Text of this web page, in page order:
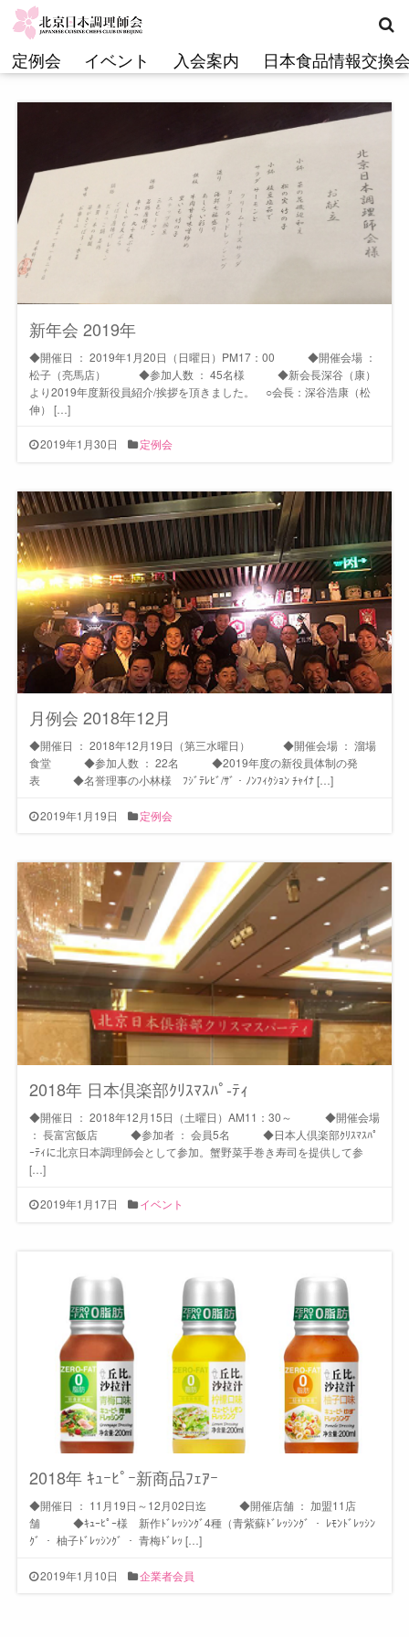
ン
テ
ン
定例会 イベント 入会案内 日本食品情報交換
索
新年会 2019年
◆開催日 ： 2019年1月20日（日曜日）PM17：00 ◆開催会場 ：
松子（亮馬店） ◆参加人数 ： 45名様 ◆新会長深谷（康）
より2019年度新役員紹介/挨拶を頂きました。 ○会長：深谷浩康（松
伸） […]
2019年1月30日 定例会
月例会 2018年12月
◆開催日 ： 2018年12月19日（第三水曜日） ◆開催会場 ： 溜場
食堂 ◆参加人数 ： 22名 ◆2019年度の新役員体制の発
表 ◆名誉理事の小林様 ﾌｼﾞﾃﾚﾋﾞ/ｻﾞ・ﾉﾝﾌｨｸｼｮﾝ ﾁｬｲﾅ […]
2019年1月19日 定例会
2018年 日本倶楽部ｸﾘｽﾏｽﾊﾟ-ﾃｨ
◆開催日 ： 2018年12月15日（土曜日）AM11：30～ ◆開催会場
： 長富宮飯店 ◆参加者 ： 会員5名 ◆日本人倶楽部ｸﾘｽﾏｽﾊﾟ
ｰﾃｨに北京日本調理師会として参加。蟹野菜手巻き寿司を提供して参
[…]
2019年1月17日 イベント
2018年 ｷｭｰﾋﾟｰ新商品ﾌｪｱｰ
◆開催日 ： 11月19日～12月02日迄 ◆開催店舗 ： 加盟11店
舗 ◆ｷｭｰﾋﾟｰ様 新作ﾄﾞﾚｯｼﾝｸﾞ4種（青紫蘇ﾄﾞﾚｯｼﾝｸﾞ ・ ﾚﾓﾝﾄﾞﾚｯｼﾝ
ｸﾞ ・ 柚子ﾄﾞﾚｯｼﾝｸﾞ ・ 青梅ﾄﾞﾚｯ […]
2019年1月10日 企業者会員